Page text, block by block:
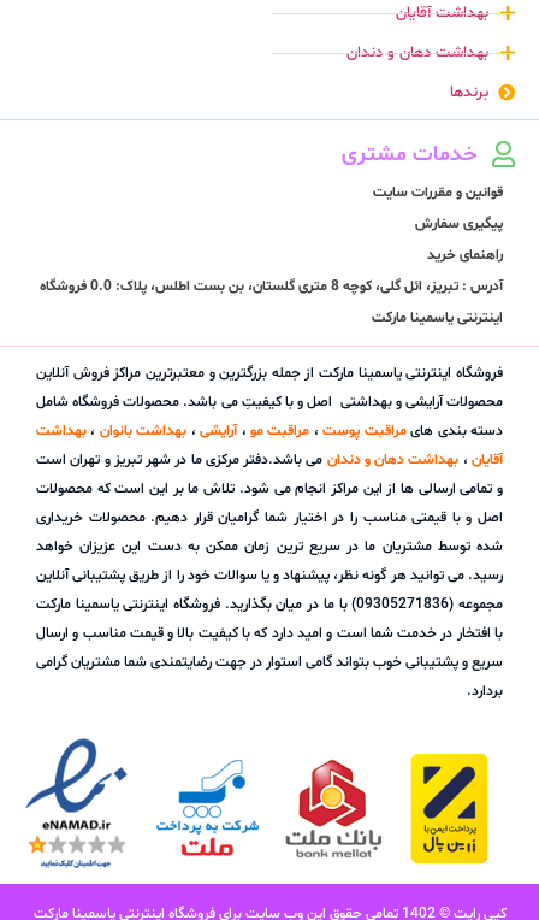
بهداشت آقایان
بهداشت دهان و دندان
برندها
خدمات مشتری
قوانین و مقررات سایت
پیگیری سفارش
راهنمای خرید
آدرس : تبریز، ائل گلی، کوچه 8 متری گلستان، بن بست اطلس، پلاک: 0.0 فروشگاه
اینترنتی یاسمینا مارکت
فروشگاه اینترنتی یاسمینا مارکت از جمله بزرگترین و معتبرترین مراکز فروش آنلاین
محصولات آرایشی و بهداشتی اصل و با کیفیتِ می باشد. محصولات فروشگاه شامل
دسته بندی هایمراقبت پوست، مراقبت مو،آرایشی، بهداشت بانوان ، بهداشت
آقایان، بهداشت دهان و دندان می باشد.دفتر مرکزی ما در شهر تبریز و تهران است
و تمامی ارسالی ها از این مراکز انجام می شود. تلاش ما بر این است که محصولات
اصل و با قیمتی مناسب را در اختیار شما گرامیان قرار دهیم. محصولات خریداری
شده توسط مشتریان ما در سریع ترین زمان ممکن به دست این عزیزان خواهد
رسید. می توانید هر گونه نظر، پیشنهاد و یا سوالات خود را از طریق پشتیبانی آنلاین
مجموعه (09305271836) با ما در میان بگذارید. فروشگاه اینترنتی یاسمینا مارکت
با افتخار در خدمت شما است و امید دارد که با کیفیت بالا و قیمت مناسب و ارسال
سریع و پشتیبانی خوب بتواند گامی استوار در جهت رضایتمندی شما مشتریان گرامی
بردارد.
کپی رایت © 1402 تمامی حقوق این وب سایت برای فروشگاه اینترنتی یاسمینا مارکت